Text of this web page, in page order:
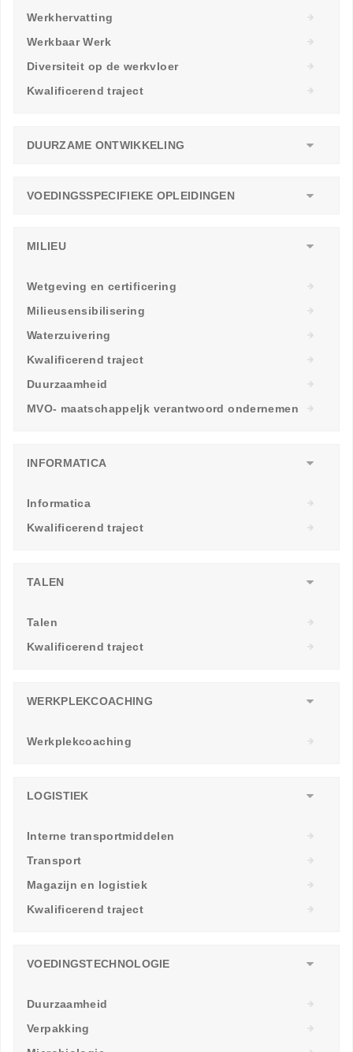
Werkhervatting
Werkbaar Werk
Diversiteit op de werkvloer
Kwalificerend traject
DUURZAME ONTWIKKELING
VOEDINGSSPECIFIEKE OPLEIDINGEN
MILIEU
Wetgeving en certificering
Milieusensibilisering
Waterzuivering
Kwalificerend traject
Duurzaamheid
MVO- maatschappeljk verantwoord ondernemen
INFORMATICA
Informatica
Kwalificerend traject
TALEN
Talen
Kwalificerend traject
WERKPLEKCOACHING
Werkplekcoaching
LOGISTIEK
Interne transportmiddelen
Transport
Magazijn en logistiek
Kwalificerend traject
VOEDINGSTECHNOLOGIE
Duurzaamheid
Verpakking